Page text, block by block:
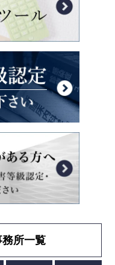
所一覧